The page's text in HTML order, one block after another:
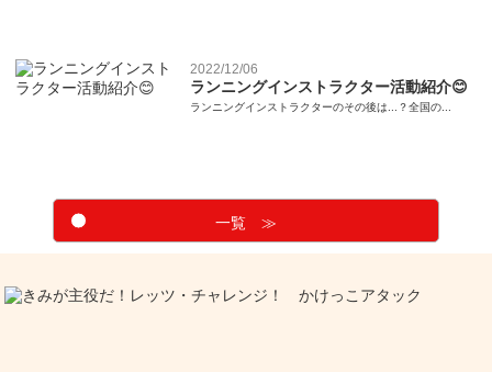
2022/12/06
ランニングインストラクター活動紹介😊
ランニングインストラクターのその後は...？全国の...
一覧 ≫